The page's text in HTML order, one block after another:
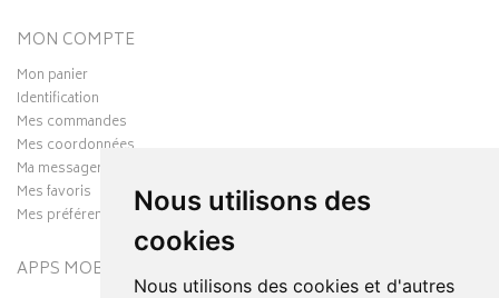
Nous utilisons des
cookies
Nous utilisons des cookies et d'autres
MON COMPTE
Mon panier
Identification
Mes commandes
Mes coordonnées
Ma messagerie
Mes favoris
Mes préférences Cookies
APPS MOBILES